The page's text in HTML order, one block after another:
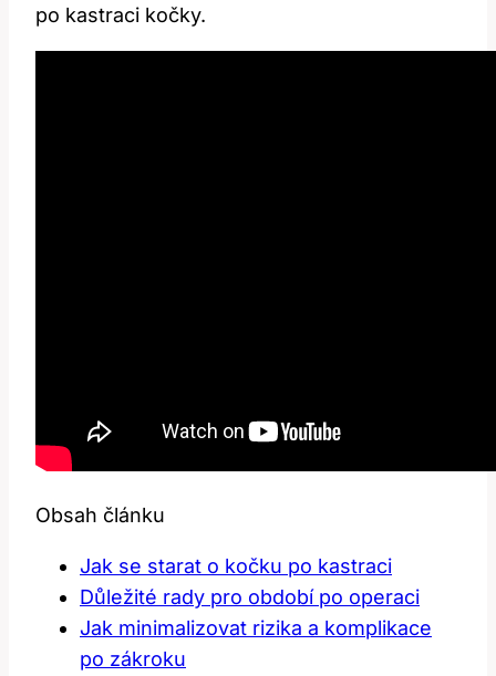
po kastraci kočky.
Obsah článku
Jak se starat o kočku po kastraci
Důležité rady pro období po operaci
Jak minimalizovat rizika a komplikace
po zákroku